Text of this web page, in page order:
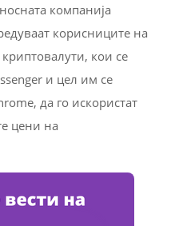
компанија
корисниците на
кои се
и цел им се
да го искористат
цени на